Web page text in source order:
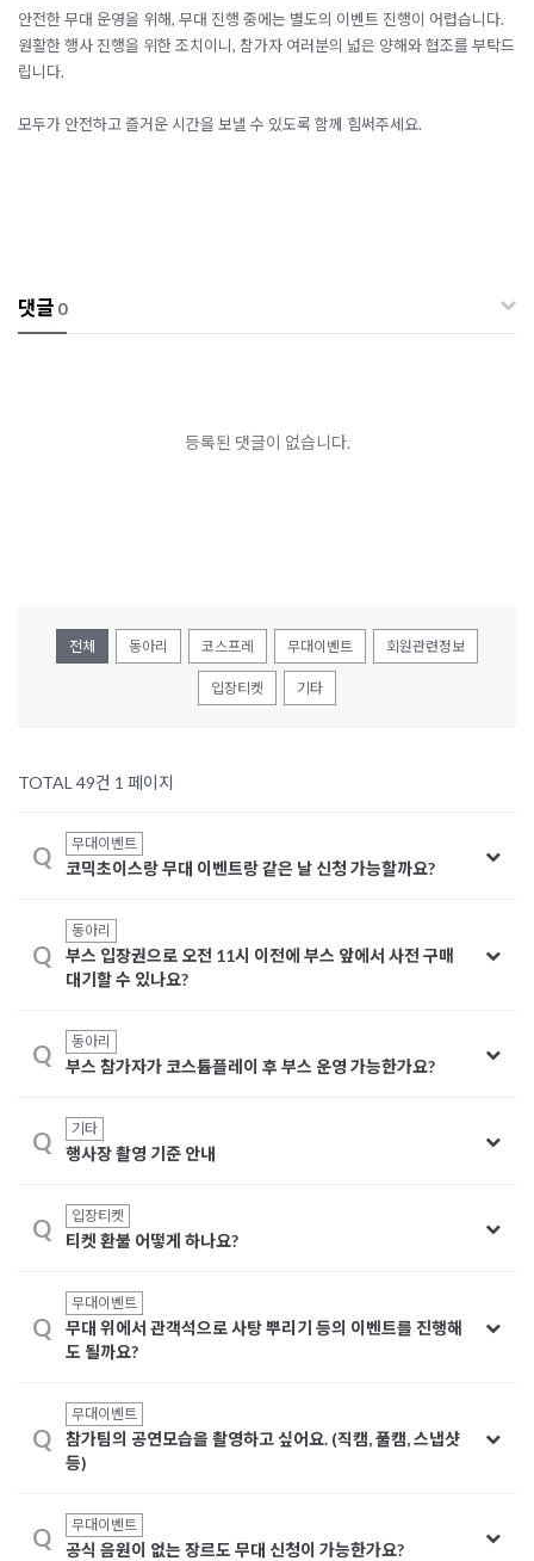
안전한 무대 운영을 위해, 무대 진행 중에는 별도의 이벤트 진행이 어렵습니다.
원활한 행사 진행을 위한 조치이니, 참가자 여러분의 넓은 양해와 협조를 부탁드
립니다.
모두가 안전하고 즐거운 시간을 보낼 수 있도록 함께 힘써주세요.
댓글 0
등록된 댓글이 없습니다.
전체 동아리 코스프레 무대이벤트 회원관련정보
입장티켓 기타
TOTAL 49건 1 페이지
Q 무대이벤트
코믹초이스랑 무대 이벤트랑 같은 날 신청 가능할까요?
Q
동아리
부스 입장권으로 오전 11시 이전에 부스 앞에서 사전 구매
대기할 수 있나요?
Q 동아리
부스 참가자가 코스튬플레이 후 부스 운영 가능한가요?
Q 기타
행사장 촬영 기준 안내
Q 입장티켓
티켓 환불 어떻게 하나요?
Q
무대이벤트
무대 위에서 관객석으로 사탕 뿌리기 등의 이벤트를 진행해
도 될까요?
Q
무대이벤트
참가팀의 공연모습을 촬영하고 싶어요. (직캠, 풀캠, 스냅샷
등)
Q 무대이벤트
공식 음원이 없는 장르도 무대 신청이 가능한가요?